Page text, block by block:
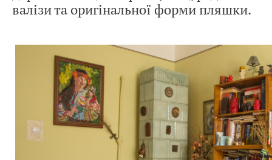
валізи та оригінальної форми пляшки.